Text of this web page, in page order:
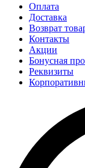
Оплата
Доставка
Возврат
Контакты
Акции
Бонусная
Реквизиты